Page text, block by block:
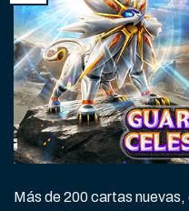
Más de 200 cartas